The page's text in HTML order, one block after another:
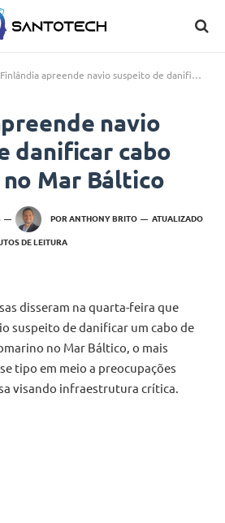
Finlândia apreende navio suspeito de danificar cabo submarino no Mar Báltico
navio
danificar cabo
Mar Báltico
POR ANTHONY BRITO
ATUALIZADO
DE LEITURA
disseram na quarta-feira que
suspeito de danificar um cabo de
no Mar Báltico, o mais
tipo em meio a preocupações
visando infraestrutura crítica.